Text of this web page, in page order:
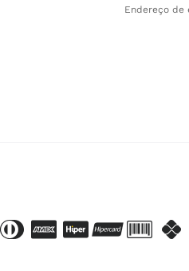
Endereço de